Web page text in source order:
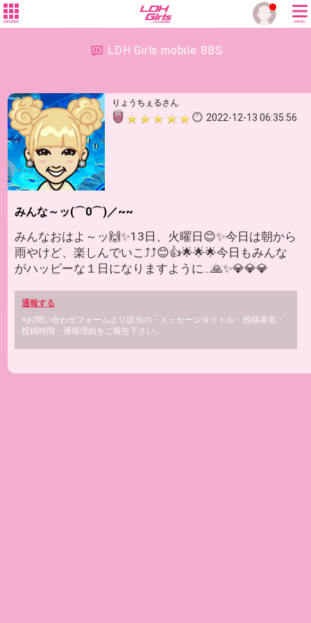
MEMBER MENU
LDH Girls mobile BBS
りょうちぇるさん
2022-12-13 06:35:56
みんな～ッ(⌒0⌒)／~~
みんなおはよ～ッ🙌✨13日、火曜日😊✨今日は朝から
雨やけど、楽しんでいこ⤴️⤴️😊👍🌟🌟🌟今日もみんな
がハッピーな１日になりますように…🙏✨💎💎💎
通報する
※お問い合わせフォームより該当の・メッセージタイトル・投稿者名・
投稿時間・通報理由をご報告下さい。